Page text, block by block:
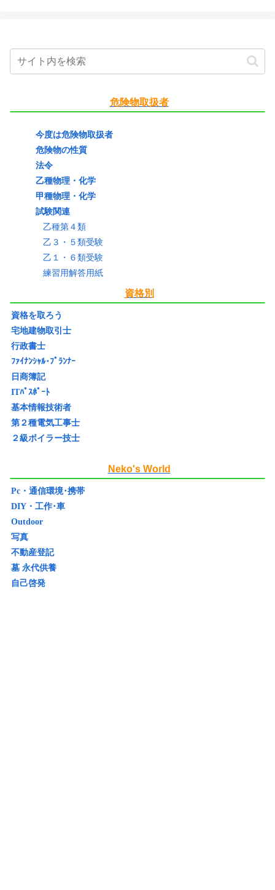
危険物取扱者
今度は危険物取扱者
危険物の性質
法令
乙種物理・化学
甲種物理・化学
試験関連
乙種第４類
乙３・５類受験
乙１・６類受験
練習用解答用紙
資格別
資格を取ろう
宅地建物取引士
行政書士
ﾌｧｲﾅﾝｼｬﾙ･ﾌﾟﾗﾝﾅｰ
日商簿記
ITﾊﾟｽﾎﾟｰﾄ
基本情報技術者
第２種電気工事士
２級ボイラー技士
Neko's World
Pc・通信環境･携帯
DIY・工作･車
Outdoor
写真
不動産登記
墓 永代供養
自己啓発